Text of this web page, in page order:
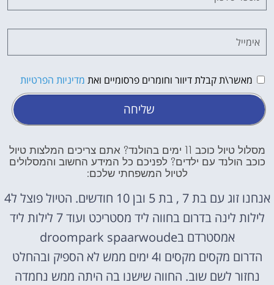
מאשר\ת קבלת דיוור וחומרים פרסומיים ואת מדיניות הפרטיות
שליחה
מסלול טיול כוכב 11 ימים בהולנד? אתם צריכים המלצות טיול
כוכב הולנד עם ילדים? לפניכם כל המידע החשוב והמסלולים
לטיול המשפחתי שלכם:
אנחנו זוג עם בת 7 , בת 5 ובן 10 חודשים. הטיול פוצל ל4
לילות לינה בדרום בחווה ליד מסטריכט ועוד 7 לילות ליד
אמסטרדם בdroompark spaarwoude
הדרום מקסים מקסים ו4 ימים ממש לא הספיק ובהחלט
נחזור לשם שוב. החווה שישנו בה היתה ממש נחמדה